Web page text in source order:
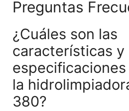
Preguntas
¿Cuáles son las
características y
la
380?